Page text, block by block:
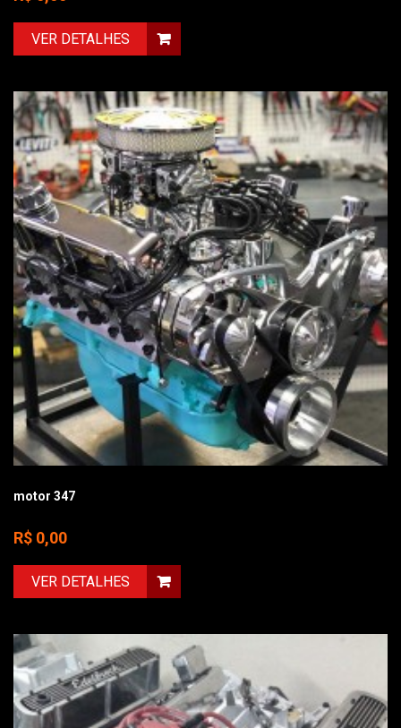
VER DETALHES
motor 347
R$ 0,00
VER DETALHES